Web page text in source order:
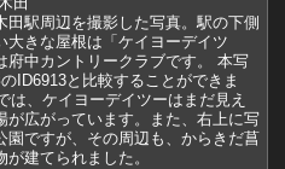
田駅周辺を撮影した写真。駅の下側
大きな屋根は「ケイヨーデイツ
府中カントリークラブです。 本写
ID6913と比較することができま
は、ケイヨーデイツーはまだ見え
が広がっています。また、右上に写
園ですが、その周辺も、からきだ菖
建てられました。